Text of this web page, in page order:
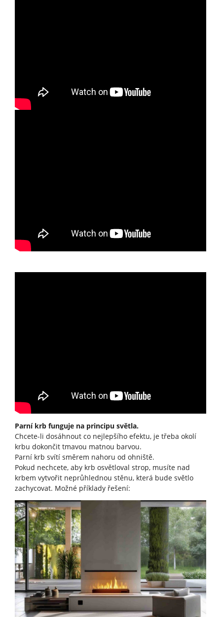
Parní krb funguje na principu světla.
Chcete-li dosáhnout co nejlepšího efektu, je třeba okolí
krbu dokončit tmavou matnou barvou.
Parní krb svítí směrem nahoru od ohniště.
Pokud nechcete, aby krb osvětloval strop, musíte nad
krbem vytvořit neprůhlednou stěnu, která bude světlo
zachycovat. Možné příklady řešení: